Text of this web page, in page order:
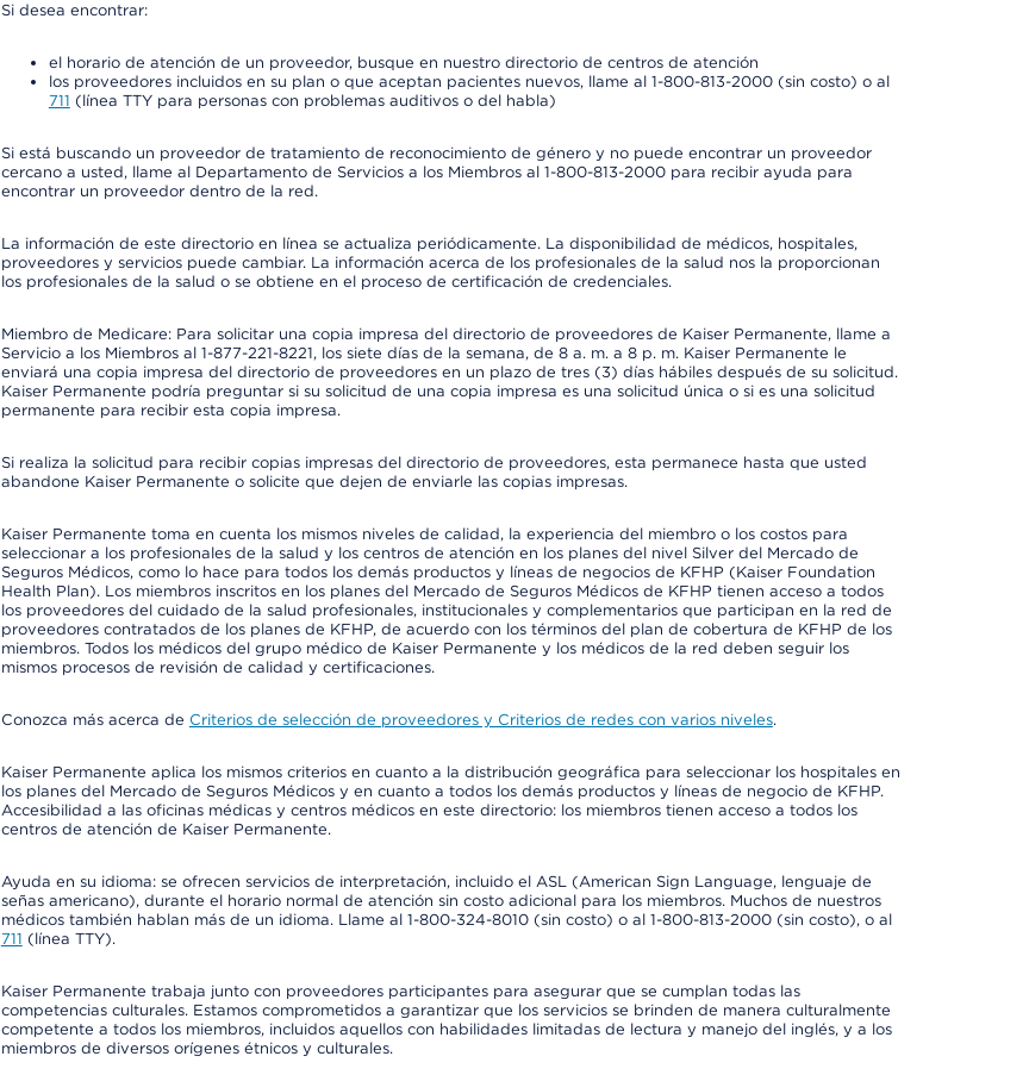
Si desea encontrar:
el horario de atención de un proveedor, busque en nuestro directorio de centros de atención
los proveedores incluidos en su plan o que aceptan pacientes nuevos, llame al 1-800-813-2000 (sin costo) o al
711 (línea TTY para personas con problemas auditivos o del habla)
Si está buscando un proveedor de tratamiento de reconocimiento de género y no puede encontrar un proveedor
cercano a usted, llame al Departamento de Servicios a los Miembros al 1-800-813-2000 para recibir ayuda para
encontrar un proveedor dentro de la red.
La información de este directorio en línea se actualiza periódicamente. La disponibilidad de médicos, hospitales,
proveedores y servicios puede cambiar. La información acerca de los profesionales de la salud nos la proporcionan
los profesionales de la salud o se obtiene en el proceso de certificación de credenciales.
Miembro de Medicare: Para solicitar una copia impresa del directorio de proveedores de Kaiser Permanente, llame a
Servicio a los Miembros al 1-877-221-8221, los siete días de la semana, de 8 a. m. a 8 p. m. Kaiser Permanente le
enviará una copia impresa del directorio de proveedores en un plazo de tres (3) días hábiles después de su solicitud.
Kaiser Permanente podría preguntar si su solicitud de una copia impresa es una solicitud única o si es una solicitud
permanente para recibir esta copia impresa.
Si realiza la solicitud para recibir copias impresas del directorio de proveedores, esta permanece hasta que usted
abandone Kaiser Permanente o solicite que dejen de enviarle las copias impresas.
Kaiser Permanente toma en cuenta los mismos niveles de calidad, la experiencia del miembro o los costos para
seleccionar a los profesionales de la salud y los centros de atención en los planes del nivel Silver del Mercado de
Seguros Médicos, como lo hace para todos los demás productos y líneas de negocios de KFHP (Kaiser Foundation
Health Plan). Los miembros inscritos en los planes del Mercado de Seguros Médicos de KFHP tienen acceso a todos
los proveedores del cuidado de la salud profesionales, institucionales y complementarios que participan en la red de
proveedores contratados de los planes de KFHP, de acuerdo con los términos del plan de cobertura de KFHP de los
miembros. Todos los médicos del grupo médico de Kaiser Permanente y los médicos de la red deben seguir los
mismos procesos de revisión de calidad y certificaciones.
Conozca más acerca de Criterios de selección de proveedores y Criterios de redes con varios niveles.
Kaiser Permanente aplica los mismos criterios en cuanto a la distribución geográfica para seleccionar los hospitales en
los planes del Mercado de Seguros Médicos y en cuanto a todos los demás productos y líneas de negocio de KFHP.
Accesibilidad a las oficinas médicas y centros médicos en este directorio: los miembros tienen acceso a todos los
centros de atención de Kaiser Permanente.
Ayuda en su idioma: se ofrecen servicios de interpretación, incluido el ASL (American Sign Language, lenguaje de
señas americano), durante el horario normal de atención sin costo adicional para los miembros. Muchos de nuestros
médicos también hablan más de un idioma. Llame al 1-800-324-8010 (sin costo) o al 1-800-813-2000 (sin costo), o al
711 (línea TTY).
Kaiser Permanente trabaja junto con proveedores participantes para asegurar que se cumplan todas las
competencias culturales. Estamos comprometidos a garantizar que los servicios se brinden de manera culturalmente
competente a todos los miembros, incluidos aquellos con habilidades limitadas de lectura y manejo del inglés, y a los
miembros de diversos orígenes étnicos y culturales.